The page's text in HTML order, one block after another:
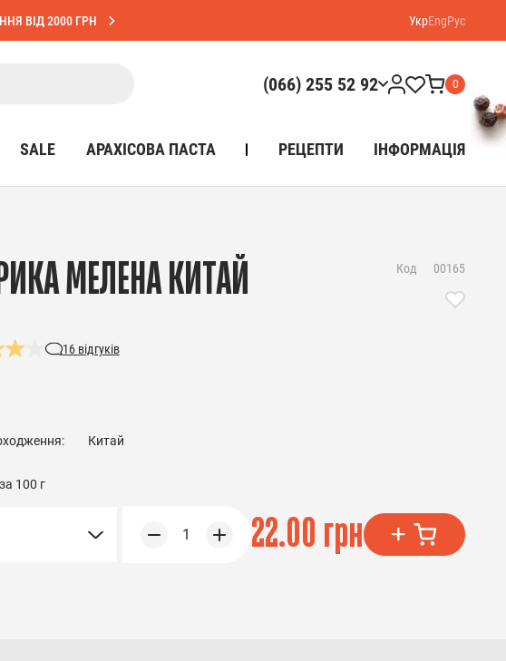
ВІД 2000 ГРН УкрEngРус
(066) 255 52 92 0
SALE АРАХІСОВА ПАСТА РЕЦЕПТИ ІНФОРМАЦІЯ
МЕЛЕНА КИТАЙ
16 відгуків
Код 00165
Китай
100 г
1 22.00 грн